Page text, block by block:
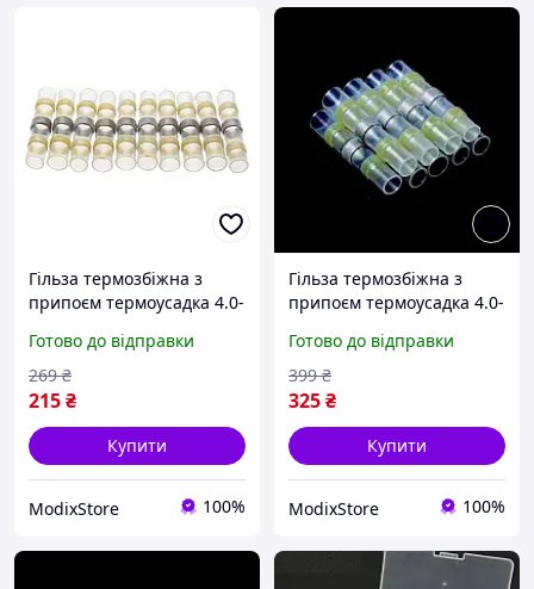
Гільза термозбіжна з
припоєм термоусадка 4.0-
жовтий (HbP050948-30)
Готово до відправки
215₴
269 ₴
Купити
ModixStore 100%
Гільза термозбіжна з
припоєм термоусадка 4.0-
жовтий (HbP050948-50)
Готово до відправки
325₴
399 ₴
Купити
ModixStore 100%